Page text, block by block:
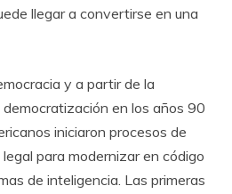
llegar a convertirse en una
y a partir de la
en los años 90
iniciaron procesos de
para modernizar en código
de inteligencia. Las primeras